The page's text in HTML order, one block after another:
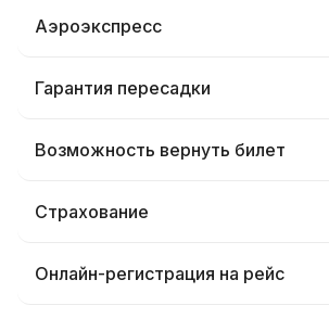
Аэроэкспресс
Гарантия пересадки
Возможность вернуть билет
Страхование
Онлайн-регистрация на рейс